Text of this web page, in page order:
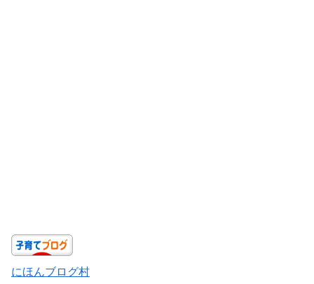
にほんブログ村